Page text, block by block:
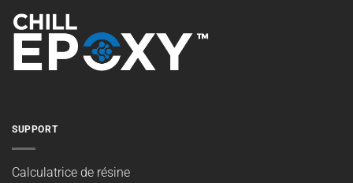
SUPPORT
Calculatrice de résine